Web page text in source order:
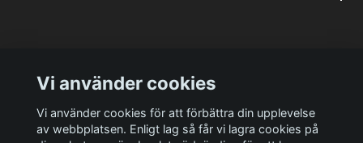
Vi använder cookies
Vi använder cookies för att förbättra din upplevelse
av webbplatsen. Enligt lag så får vi lagra cookies på